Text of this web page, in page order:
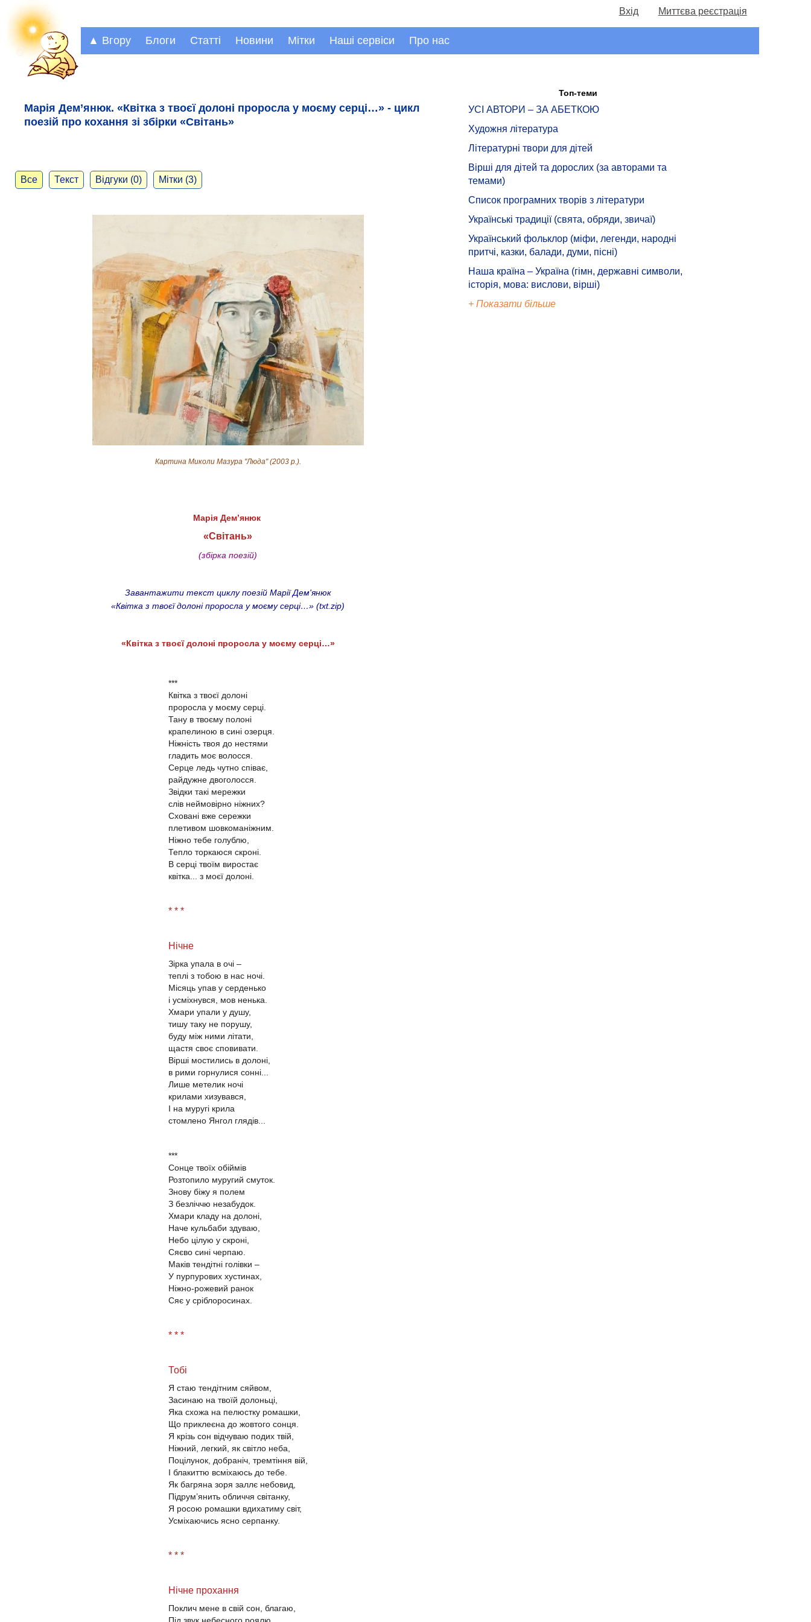
Вхід Миттєва реєстрація
▲ Вгору Блоги Статті Новини Мітки Наші сервіси Про нас
Марія Дем’янюк. «Квітка з твоєї долоні проросла у моєму серці…» - цикл
поезій про кохання зі збірки «Світань»
Все Текст Відгуки (0) Мітки (3)
Картина Миколи Мазура "Люда" (2003 р.).
Марія Дем’янюк
«Світань»
(збірка поезій)
Завантажити текст циклу поезій Марії Дем'янюк
«Квітка з твоєї долоні проросла у моєму серці…» (txt.zip)
«Квітка з твоєї долоні проросла у моєму серці…»
***
Квітка з твоєї долоні
проросла у моєму серці.
Тану в твоєму полоні
крапелиною в сині озерця.
Ніжність твоя до нестями
гладить моє волосся.
Серце ледь чутно співає,
райдужне двоголосся.
Звідки такі мережки
слів неймовірно ніжних?
Сховані вже сережки
плетивом шовкоманіжним.
Ніжно тебе голублю,
Тепло торкаюся скроні.
В серці твоїм виростає
квітка... з моєї долоні.
* * *
Нічне
Зірка упала в очі –
теплі з тобою в нас ночі.
Місяць упав у серденько
і усміхнувся, мов ненька.
Хмари упали у душу,
тишу таку не порушу,
буду між ними літати,
щастя своє сповивати.
Вірші мостились в долоні,
в рими горнулися сонні...
Лише метелик ночі
крилами хизувався,
І на муругі крила
стомлено Янгол глядів...
***
Сонце твоїх обіймів
Розтопило муругий смуток.
Знову біжу я полем
З безліччю незабудок.
Хмари кладу на долоні,
Наче кульбаби здуваю,
Небо цілую у скроні,
Сяєво сині черпаю.
Маків тендітні голівки –
У пурпурових хустинах,
Ніжно-рожевий ранок
Сяє у сріблоросинах.
* * *
Тобі
Я стаю тендітним сяйвом,
Засинаю на твоїй долоньці,
Яка схожа на пелюстку ромашки,
Що приклеєна до жовтого сонця.
Я крізь сон відчуваю подих твій,
Ніжний, легкий, як світло неба,
Поцілунок, добраніч, тремтіння вій,
І блакиттю всміхаюсь до тебе.
Як багряна зоря заллє небовид,
Підрум’янить обличчя світанку,
Я росою ромашки вдихатиму світ,
Усміхаючись ясно серпанку.
* * *
Нічне прохання
Поклич мене в свій сон, благаю,
Топ-теми
УСІ АВТОРИ – ЗА АБЕТКОЮ
Художня література
Літературні твори для дітей
Вірші для дітей та дорослих (за авторами та
темами)
Список програмних творів з літератури
Українські традиції (свята, обряди, звичаї)
Український фольклор (міфи, легенди, народні
притчі, казки, балади, думи, пісні)
Наша країна – Україна (гімн, державні символи,
історія, мова: вислови, вірші)
+ Показати більше